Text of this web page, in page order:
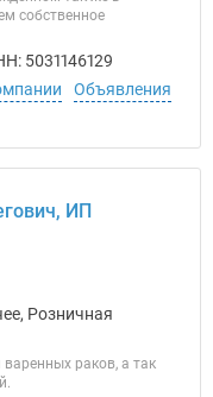
собственное
5031146129
Объявления
ИП
Розничная
раков, а так